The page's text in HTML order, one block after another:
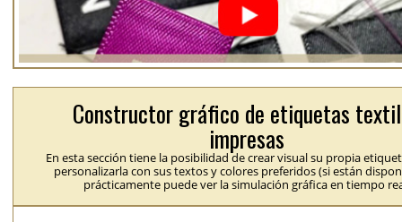
Constructor gráfico de etiquetas
impresas
En esta sección tiene la posibilidad de crear visual su propia
personalizarla con sus textos y colores preferidos (si están
prácticamente puede ver la simulación gráfica en tiempo